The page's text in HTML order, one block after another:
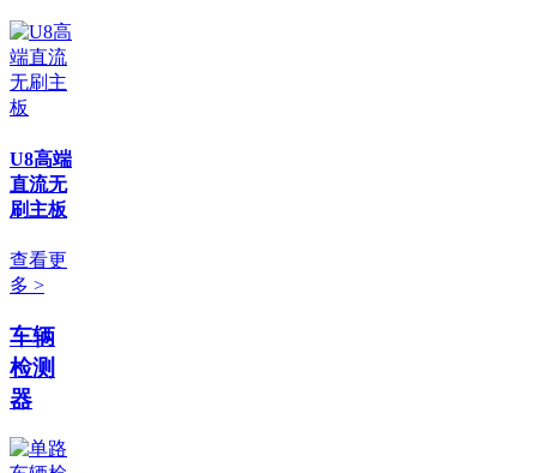
U8高端
直流无
刷主板
查看更
多 >
车辆
检测
器